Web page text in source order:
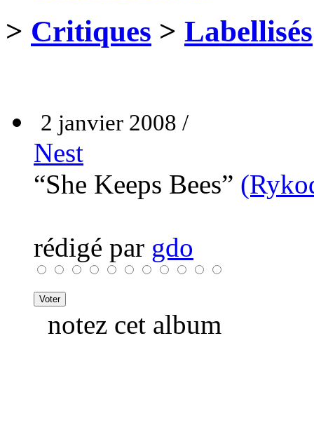
> Critiques > Labellisés
2 janvier 2008 /
Nest
“She Keeps Bees”
rédigé par gdo
notez cet album